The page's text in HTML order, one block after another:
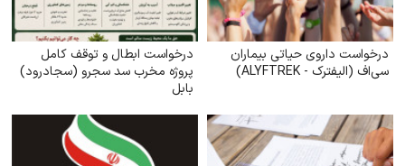
درخواست داروی حیاتی بیماران
سی‌اف (الیفترک - ALYFTREK)
درخواست ابطال و توقف کامل
پروژه مخرب سد سجرو (سجادرود)
بابل